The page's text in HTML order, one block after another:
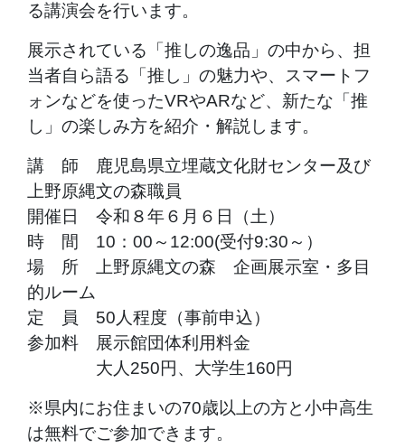
る講演会を行います。
展示されている「推しの逸品」の中から、担
当者自ら語る「推し」の魅力や、スマートフ
ォンなどを使ったVRやARなど、新たな「推
し」の楽しみ方を紹介・解説します。
講 師 鹿児島県立埋蔵文化財センター及び
上野原縄文の森職員
開催日 令和８年６月６日（土）
時 間 10：00～12:00(受付9:30～）
場 所 上野原縄文の森 企画展示室・多目
的ルーム
定 員 50人程度（事前申込）
参加料 展示館団体利用料金
大人250円、大学生160円
※県内にお住まいの70歳以上の方と小中高生
は無料でご参加できます。